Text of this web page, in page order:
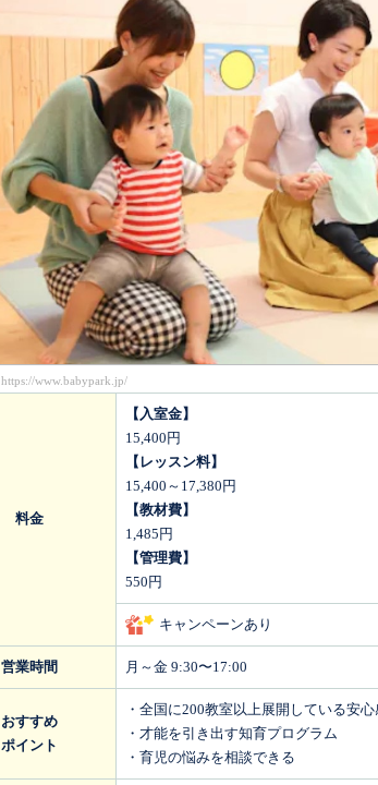
https://www.babypark.jp/
料金
【入室金】
15,400円
【レッスン料】
15,400～17,380円
【教材費】
1,485円
【管理費】
550円
キャンペーンあり
営業時間 月～金 9:30〜17:00
おすすめ
ポイント
・全国に200教室以上展開している安心
・才能を引き出す知育プログラム
・育児の悩みを相談できる